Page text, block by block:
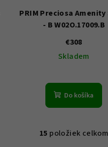
PRIM Preciosa Amenity
- B W02O.17009.B
€308
Skladem
Do košíka
O
15 položiek celkom